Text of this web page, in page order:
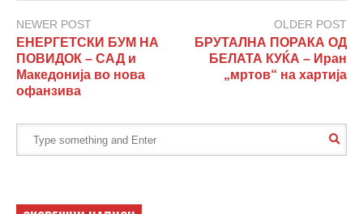
NEWER POST
ЕНЕРГЕТСКИ БУМ НА
ПОВИДОК – САД и
Македонија во нова
офанзива
OLDER POST
БРУТАЛНА ПОРАКА ОД
БЕЛАТА КУЌА – Иран
„мртов“ на хартија